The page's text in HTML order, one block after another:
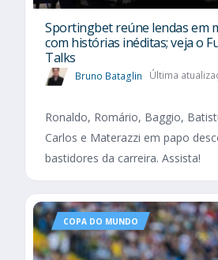
Sportingbet reúne lendas em
com histórias inéditas; veja o
Talks
Bruno Bataglin Última
Ronaldo, Romário, Baggio,
Carlos e Materazzi em papo
bastidores da carreira. Assista!
COPA DO MUNDO